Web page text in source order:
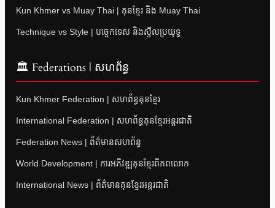
Kun Khmer vs Muay Thai | គុនខ្មែរ និង Muay Thai
Technique vs Style | បច្ចេកទេស និងស្ទីលប្រយុទ្ធ
🏛 Federations | សហព័ន្ធ
Kun Khmer Federation | សហព័ន្ធគុនខ្មែរ
International Federation | សហព័ន្ធគុនខ្មែរអន្តរជាតិ
Federation News | ព័ត៌មានសហព័ន្ធ
World Development | ការអភិវឌ្ឍគុនខ្មែរពិភពលោក
International News | ព័ត៌មានគុនខ្មែរអន្តរជាតិ